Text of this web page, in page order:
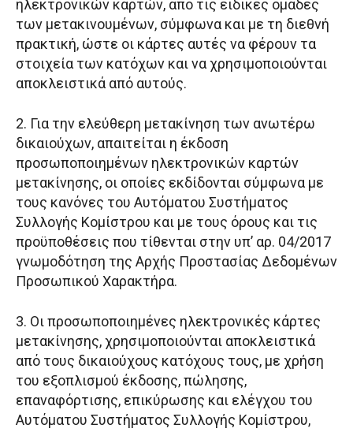
ηλεκτρονικών καρτών, από τις ειδικές ομάδες
των μετακινουμένων, σύμφωνα και με τη διεθνή
πρακτική, ώστε οι κάρτες αυτές να φέρουν τα
στοιχεία των κατόχων και να χρησιμοποιούνται
αποκλειστικά από αυτούς.
2. Για την ελεύθερη μετακίνηση των ανωτέρω
δικαιούχων, απαιτείται η έκδοση
προσωποποιημένων ηλεκτρονικών καρτών
μετακίνησης, οι οποίες εκδίδονται σύμφωνα με
τους κανόνες του Αυτόματου Συστήματος
Συλλογής Κομίστρου και με τους όρους και τις
προϋποθέσεις που τίθενται στην υπ’ αρ. 04/2017
γνωμοδότηση της Αρχής Προστασίας Δεδομένων
Προσωπικού Χαρακτήρα.
3. Οι προσωποποιημένες ηλεκτρονικές κάρτες
μετακίνησης, χρησιμοποιούνται αποκλειστικά
από τους δικαιούχους κατόχους τους, με χρήση
του εξοπλισμού έκδοσης, πώλησης,
επαναφόρτισης, επικύρωσης και ελέγχου του
Αυτόματου Συστήματος Συλλογής Κομίστρου,